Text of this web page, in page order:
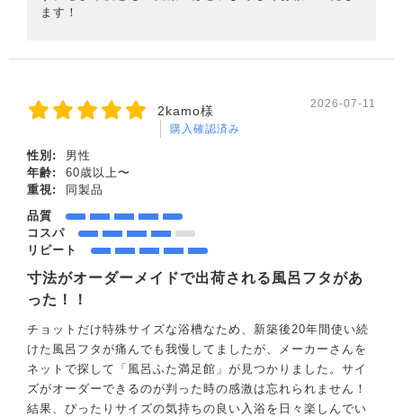
ます！
2kamo様
購入確認済み
2026-07-11
性別:
男性
年齢:
60歳以上〜
重視:
同製品
品質
コスパ
リピート
寸法がオーダーメイドで出荷される風呂フタがあ
った！！
チョットだけ特殊サイズな浴槽なため、新築後20年間使い続
けた風呂フタが痛んでも我慢してましたが、メーカーさんを
ネットで探して「風呂ふた満足館」が見つかりました。サイ
ズがオーダーできるのが判った時の感激は忘れられません！
結果、ぴったりサイズの気持ちの良い入浴を日々楽しんでい